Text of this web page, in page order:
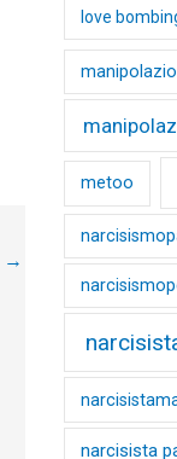
→
love
metoo
narcisista